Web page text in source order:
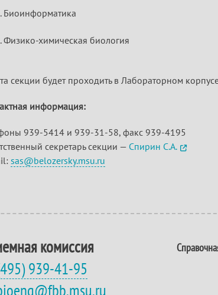
Биоинформатика
Физико-химическая биология
секции будет проходить в Лабораторном
информация:
939-5414 и 939-31-58, факс 939-4195
секретарь секции — Спирин С.А.
sas@belozersky.msu.ru
комиссия
939-41-95